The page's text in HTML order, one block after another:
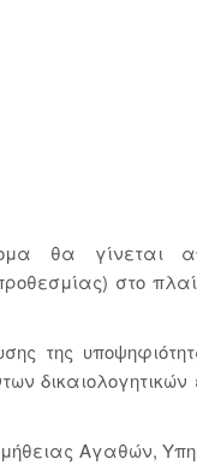
θα γίνεται
στο
της
δικαιολογητικών
Αγαθών,